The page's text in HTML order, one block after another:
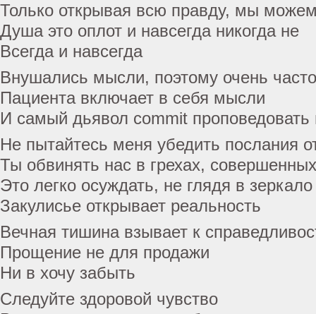
Только открывая всю правду, мы
Душа это оплот и навсегда никогда не
Всегда и навсегда
Внушались мысли, поэтому очень часто
Пациента включает в себя мысли
И самый дьявол commit проповедовать
Не пытайтесь меня убедить послания
Ты обвинять нас в грехах,
Это легко осуждать, не глядя в зеркало
Закулисье открывает реальность
Вечная тишина взывает к
Прощение не для продажи
Ни в хочу забыть
Следуйте здоровой чувство